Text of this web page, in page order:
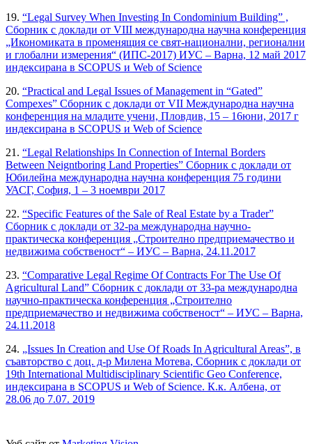
19. “Legal Survey When Investing In Condominium Building” ,
Сборник с доклади от VIII международна научна конференция
„Икономиката в променящия се свят-национални, регионални
и глобални измерения“ (ИПС-2017) ИУС – Варна, 12 май 2017
индексирана в SCOPUS и Web of Science
20. “Practical and Legal Issues of Management in “Gated”
Compexes” Сборник с доклади от VII Международна научна
конференция на младите учени, Пловдив, 15 – 16юни, 2017 г
индексирана в SCOPUS и Web of Science
21. “Legal Relationships In Connection of Internal Borders
Between Neigntboring Land Properties” Сборник с доклади от
Юбилейна международна научна конференция 75 години
УАСГ, София, 1 – 3 ноември 2017
22. “Specific Features of the Sale of Real Estate by a Trader”
Сборник с доклади от 32-ра международна научно-
практическа конференция „Строително предприемачество и
недвижима собственост“ – ИУС – Варна, 24.11.2017
23. “Comparative Legal Regime Of Contracts For The Use Of
Agricultural Land” Сборник с доклади от 33-ра международна
научно-практическа конференция „Строително
предприемачество и недвижима собственост“ – ИУС – Варна,
24.11.2018
24. „Issues In Creation and Use Of Roads In Agricultural Areas”, в
съавторство с доц. д-р Милена Мотева, Сборник с доклади от
19th International Multidisciplinary Scientific Geo Conference,
индексирана в SCOPUS и Web of Science. К.к. Албена, от
28.06 до 7.07. 2019